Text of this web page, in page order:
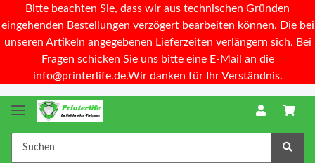
Bitte beachten Sie, dass wir aus technischen Gründen
eingehenden Bestellungen verzögert bearbeiten können. Die bei
unseren Artikeln angegebenen Lieferzeiten verlängern sich. Bei
Fragen schicken Sie uns bitte eine E-Mail an die
info@printerlife.de.Wir danken für Ihr Verständnis.